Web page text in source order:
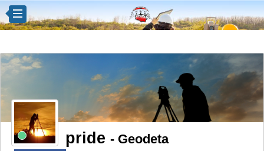
pride - Geodeta